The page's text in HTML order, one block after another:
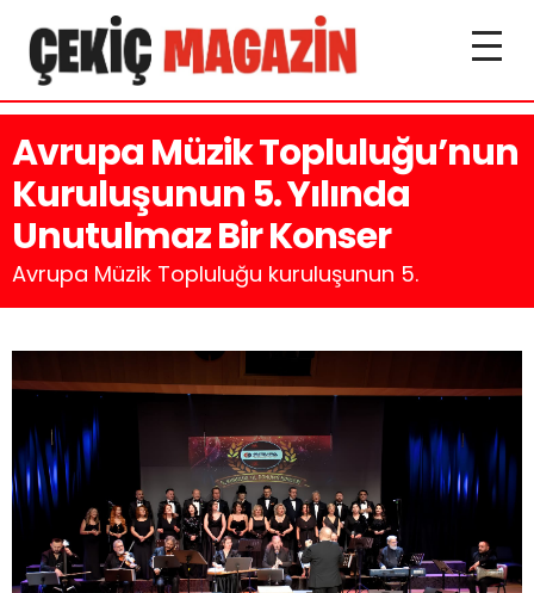
Avrupa Müzik Topluluğu’nun
Kuruluşunun 5. Yılında
Unutulmaz Bir Konser
Avrupa Müzik Topluluğu kuruluşunun 5.